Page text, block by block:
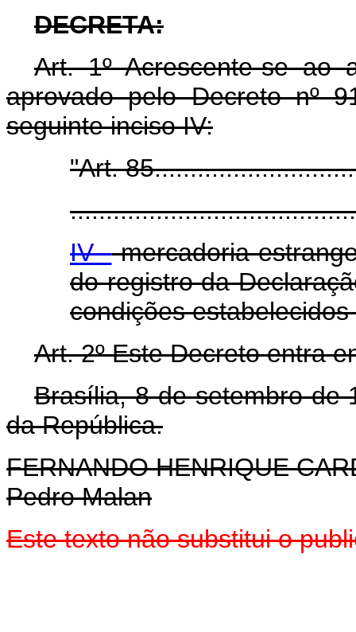
DECRETA:
Art. 1º Acrescente-se ao
aprovado pelo Decreto nº
seguinte inciso IV:
"Art.
IV -mercadoria
do registro da
condições
Art. 2º Este Decreto entra
Brasília, 8 de setembro de
da República.
FERNANDO HENRIQUE
Pedro Malan
Este texto não substitui o